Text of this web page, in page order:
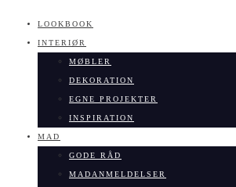
LOOKBOOK
INTERIØR
MØBLER
DEKORATION
EGNE PROJEKTER
INSPIRATION
MAD
GODE RÅD
MADANMELDELSER